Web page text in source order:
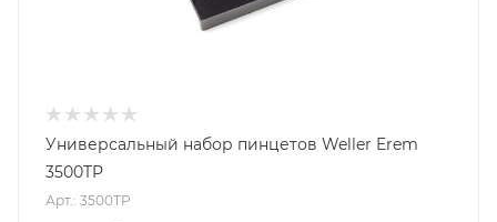
Универсальный набор пинцетов Weller Erem
3500TP
Арт.: 3500TP